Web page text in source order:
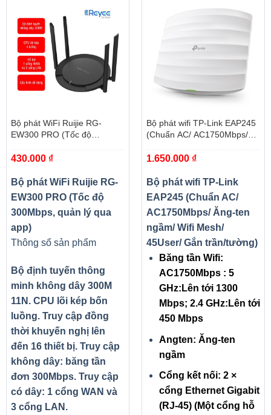
Bộ phát WiFi Ruijie RG-
EW300 PRO (Tốc độ
430.000 ₫
Bộ phát WiFi Ruijie RG-
EW300 PRO (Tốc độ
300Mbps, quản lý qua
app)
Thông số sản phẩm
Bộ định tuyến thông
minh không dây 300M
11N. CPU lõi kép bốn
luồng. Truy cập đồng
thời khuyến nghị lên
đến 16 thiết bị. Truy cập
không dây: băng tần
đơn 300Mbps. Truy cập
có dây: 1 cổng WAN và
3 cổng LAN.
Bộ phát wifi TP-Link EAP245
(Chuẩn AC/ AC1750Mbps/
45User/ Gắn trần/tường)
1.650.000 ₫
Bộ phát wifi TP-Link
EAP245 (Chuẩn AC/
AC1750Mbps/ Ăng-ten
ngầm/ Wifi Mesh/
45User/ Gắn trần/tường)
Băng tần Wifi:
AC1750Mbps : 5
GHz:Lên tới 1300
Mbps; 2.4 GHz:Lên tới
450 Mbps
Angten: Ăng-ten
ngầm
Cổng kết nối: 2 ×
cổng Ethernet Gigabit
(RJ-45) (Một cổng hỗ